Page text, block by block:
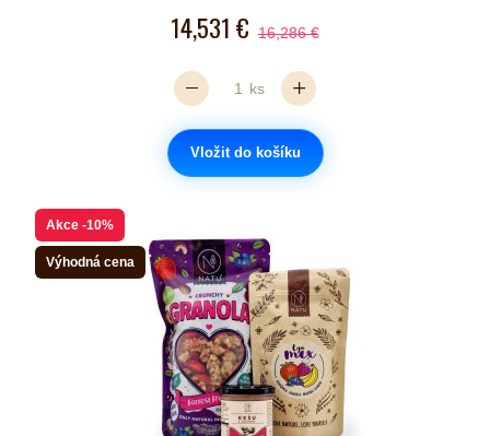
14,531 € 16,286 €
ks
Vložit do košíku
Akce -10%
Výhodná cena